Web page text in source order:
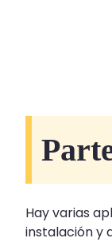
Hay varias
instalación y